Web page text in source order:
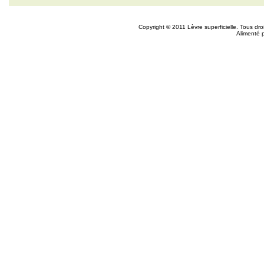
Copyright © 2011 Lèvre superficielle. Tous
Alimenté